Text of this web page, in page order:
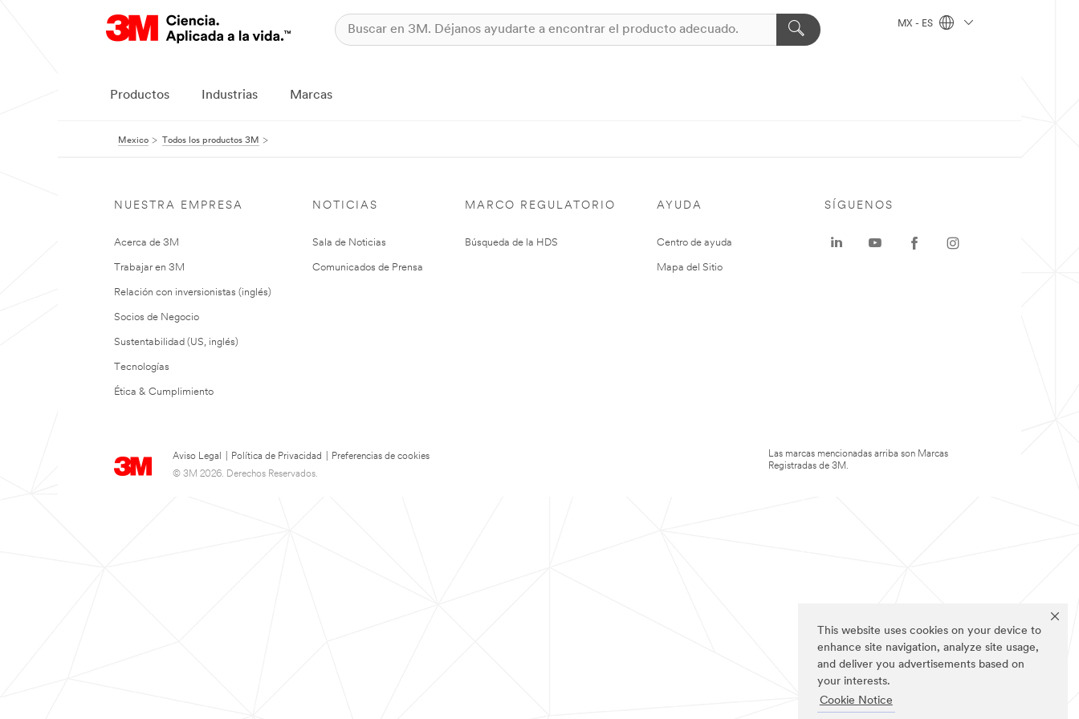
This website uses cookies on your device to
enhance site navigation, analyze site usage,
and deliver you advertisements based on
your interests.
Cookie Notice
MX - ES
Productos Industrias Marcas
Mexico Todos los productos 3M
NUESTRA EMPRESA
Acerca de 3M
Trabajar en 3M
Relación con inversionistas (inglés)
Socios de Negocio
Sustentabilidad (US, inglés)
Tecnologías
Ética & Cumplimiento
NOTICIAS
Sala de Noticias
Comunicados de Prensa
MARCO REGULATORIO
Búsqueda de la HDS
AYUDA
Centro de ayuda
Mapa del Sitio
Aviso Legal Política de Privacidad
Preferencias de cookies
© 3M 2026. Derechos Reservados.
SÍGUENOS
Las marcas mencionadas arriba son Marcas
Registradas de 3M.